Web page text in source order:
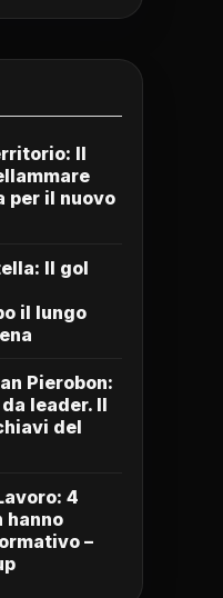
Il
per il nuovo
Il gol
il lungo
Pierobon:
leader. Il
del
4
hanno
–